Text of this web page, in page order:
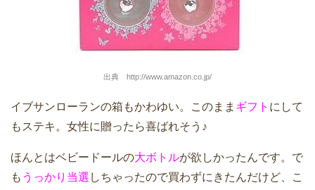
出典 http://www.amazon.co.jp/
イブサンローランの箱もかわゆい。このまま ギフト にして
もステキ。女性に贈ったら喜ばれそう♪
ほんとはベビードールの大ボトルが欲しかったんです。で
も うっかり当選 しちゃったので買わずにきたんだけど、こ